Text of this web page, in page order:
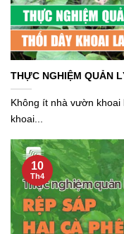
THỰC NGHIỆM QUẢN
Không ít nhà vườn
khoai...
10
Th4